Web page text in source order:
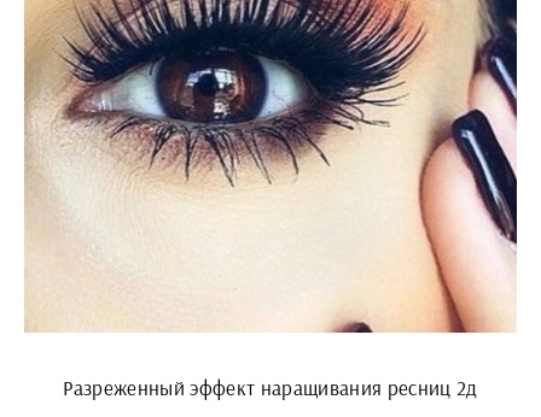
Разреженный эффект наращивания ресниц 2д